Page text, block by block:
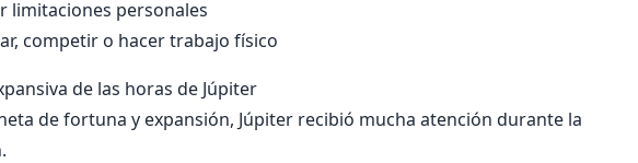
limitaciones personales
competir o hacer trabajo físico
de las horas de Júpiter
de fortuna y expansión, Júpiter recibió mucha atención durante la